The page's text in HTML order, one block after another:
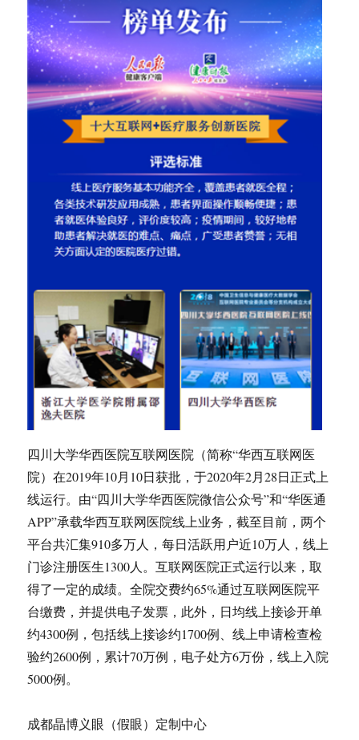
四川大学华西医院互联网医院（简称“华西互联网医
院）在2019年10月10日获批，于2020年2月28日正式上
线运行。由“四川大学华西医院微信公众号”和“华医通
APP”承载华西互联网医院线上业务，截至目前，两个
平台共汇集910多万人，每日活跃用户近10万人，线上
门诊注册医生1300人。互联网医院正式运行以来，取
得了一定的成绩。全院交费约65%通过互联网医院平
台缴费，并提供电子发票，此外，日均线上接诊开单
约4300例，包括线上接诊约1700例、线上申请检查检
验约2600例，累计70万例，电子处方6万份，线上入院
5000例。
成都晶博义眼（假眼）定制中心